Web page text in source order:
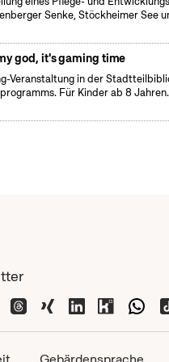
Senke, Stöckheimer See
god, it's gaming time
Veranstaltung in der
Für Kinder ab 8 Jahren.